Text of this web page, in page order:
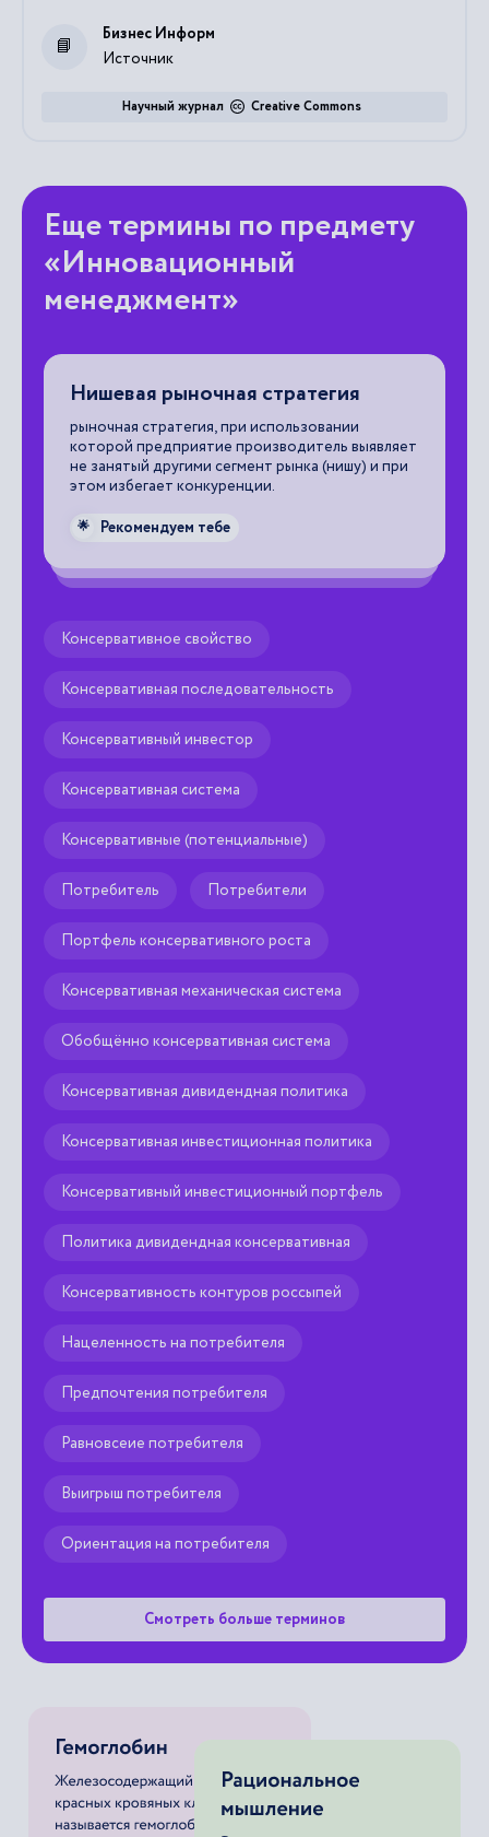
Источник
Бизнес Информ
Creative Commons
Научный журнал
Еще термины по предмету
«Инновационный
менеджмент»
Нишевая рыночная стратегия
рыночная стратегия, при использовании
которой предприятие производитель выявляет
не занятый другими сегмент рынка (нишу) и при
этом избегает конкуренции.
🌟 Рекомендуем тебе
Консервативное свойство
Консервативная последовательность
Консервативный инвестор
Консервативная система
Консервативные (потенциальные)
Потребитель Потребители
Портфель консервативного роста
Консервативная механическая система
Обобщённо консервативная система
Консервативная дивидендная политика
Консервативная инвестиционная политика
Консервативный инвестиционный портфель
Политика дивидендная консервативная
Консервативность контуров россыпей
Нацеленность на потребителя
Предпочтения потребителя
Равновсеие потребителя
Выигрыш потребителя
Ориентация на потребителя
Смотреть больше терминов